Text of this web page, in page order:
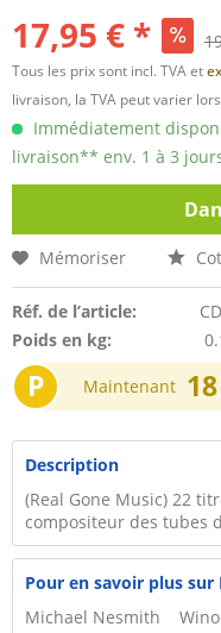
17,95 € *
Tous les prix sont incl. TVA et
livraison, la TVA peut varier
Immédiatement
livraison** env. 1 à 3
Mémoriser
Réf. de l’article:
Poids en kg:
P Maintenant 18
Description
(Real Gone Music) 22
compositeur des tubes
Pour en savoir plus
Michael Nesmith